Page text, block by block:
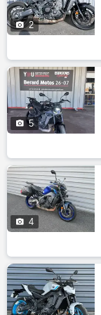
 2
 5
 4